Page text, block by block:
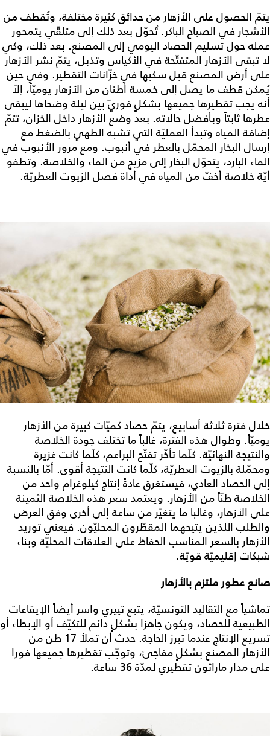
يتمّ الحصول على الأزهار من حدائق كثيرة مختلفة، وتُقطف من
الأشجار في الصباح الباكر. تُحوّل بعد ذلك إلى متلقّي يتمحور
عمله حول تسليم الحصاد اليومي إلى المصنع. بعد ذلك، وكي
لا تبقى الأزهار المتفتّحة في الأكياس وتذبل، يتمّ نشر الأزهار
على أرض المصنع قبل سكبها في خزّانات التقطير. وفي حين
يُمكن قطف ما يصل إلى خمسة أطنان من الأزهار يوميّاً، إلاّ
أنه يجب تقطيرها جميعها بشكلٍ فوريّ بين ليلة وضحاها ليبقى
عطرها ثابتاً وبأفضل حالاته. بعد وضع الأزهار داخل الخزان، تتمّ
إضافة المياه وتبدأ العمليّة التي تشبه الطهي بالضغط مع
إرسال البخار المحمّل بالعطر في أنبوب. ومع مرور الأنبوب في
الماء البارد، يتحوّل البخار إلى مزيج من الماء والخلاصة. وتطفو
أيّة خلاصة أخفّ من المياه في أداة فصل الزيوت العطريّة.
خلال فترة ثلاثة أسابيع، يتمّ حصاد كميّات كبيرة من الأزهار
يوميّاً. وطوال هذه الفترة، غالباً ما تختلف جودة الخلاصة
والنتيجة النهائيّة. كلّما تأخّر تفتّح البراعم، كلّما كانت غزيرة
ومحمّلة بالزيوت العطريّة، كلّما كانت النتيجة أقوى. أمّا بالنسبة
إلى الحصاد العادي، فيستغرق عادةً إنتاج كيلوغرام واحد من
الخلاصة طنّاً من الأزهار. ويعتمد سعر هذه الخلاصة الثمينة
على الأزهار، وغالباً ما يتغيّر من ساعة إلى أخرى وفق العرض
والطلب اللذَين يتيحهما المقطّرون المحليّون. فيعني توريد
الأزهار بالسعر المناسب الحفاظ على العلاقات المحليّة وبناء
شبكات إقليميّة قويّة.
صانع عطور ملتزم بالأزهار
تماشياً مع التقاليد التونسيّة، يتبع تييري واسر أيضاً الإيقاعات
الطبيعية للحصاد، ويكون جاهزاً بشكلٍ دائم للتكيّف أو الإبطاء أو
تسريع الإنتاج عندما تبرز الحاجة. حدث أن تملأ 17 طن من
الأزهار المصنع بشكلٍ مفاجئ، وتوجّب تقطيرها جميعها فوراً
على مدار ماراثون تقطيري لمدّة 36 ساعة.